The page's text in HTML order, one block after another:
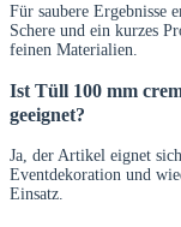
Für saubere Ergebnisse
Schere und ein kurzes
feinen Materialien.
Ist Tüll 100 mm
geeignet?
Ja, der Artikel eignet
Eventdekoration und
Einsatz.